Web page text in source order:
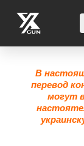
В
перевод
могут